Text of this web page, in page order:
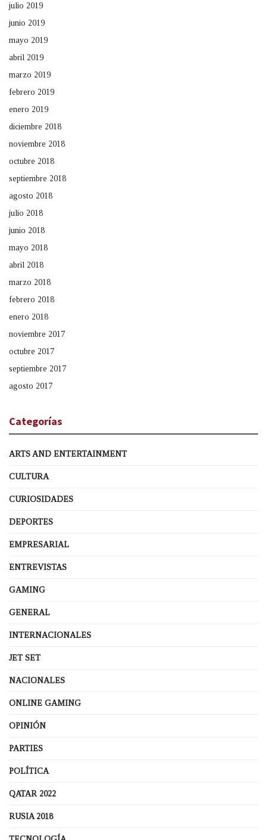
julio 2019
junio 2019
mayo 2019
abril 2019
marzo 2019
febrero 2019
enero 2019
diciembre 2018
noviembre 2018
octubre 2018
septiembre 2018
agosto 2018
julio 2018
junio 2018
mayo 2018
abril 2018
marzo 2018
febrero 2018
enero 2018
noviembre 2017
octubre 2017
septiembre 2017
agosto 2017
Categorías
ARTS AND ENTERTAINMENT
CULTURA
CURIOSIDADES
DEPORTES
EMPRESARIAL
ENTREVISTAS
GAMING
GENERAL
INTERNACIONALES
JET SET
NACIONALES
ONLINE GAMING
OPINIÓN
PARTIES
POLÍTICA
QATAR 2022
RUSIA 2018